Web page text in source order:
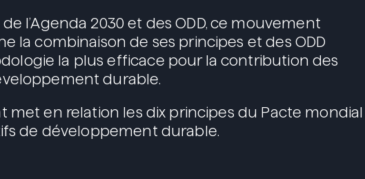
l’Agenda 2030 et des ODD, ce mouvement
la combinaison de ses principes et des ODD
la plus efficace pour la contribution des
durable.
met en relation les dix principes du Pacte mondial
de développement durable.